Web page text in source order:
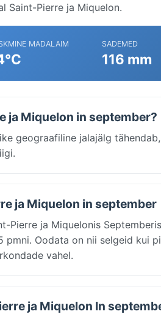
Saint-Pierre ja Miquelon.
MADALAIM SADEMED
116 mm
ja Miquelon in september?
geograafiline jalajälg
ja Miquelon in september
Pierre ja Miquelonis
pmni. Oodata on nii selgeid kui
vahel.
ja Miquelon In